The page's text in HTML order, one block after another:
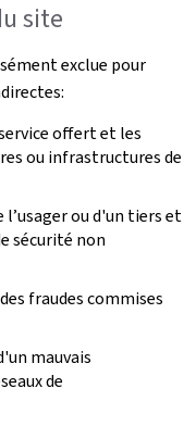
site
exclue pour
offert et les
ou infrastructures de
ou d'un tiers et
sécurité non
fraudes commises
mauvais
de